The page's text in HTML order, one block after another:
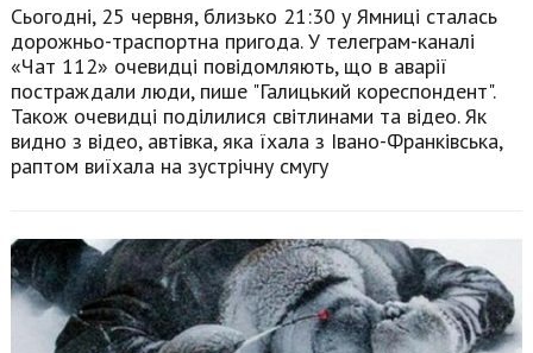
Сьогодні, 25 червня, близько 21:30 у Ямниці сталась
дорожньо-траспортна пригода. У телеграм-каналі
«Чат 112» очевидці повідомляють, що в аварії
постраждали люди, пише "Галицький кореспондент".
Також очевидці поділилися світлинами та відео. Як
видно з відео, автівка, яка їхала з Івано-Франківська,
раптом виїхала на зустрічну смугу